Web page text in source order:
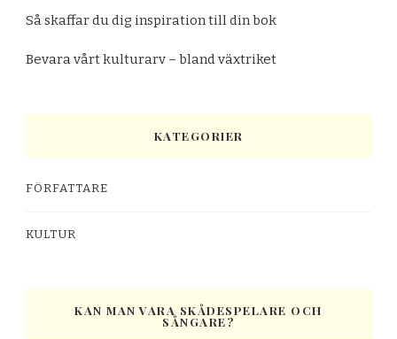
Så skaffar du dig inspiration till din bok
Bevara vårt kulturarv – bland växtriket
KATEGORIER
FÖRFATTARE
KULTUR
KAN MAN VARA SKÅDESPELARE OCH
SÅNGARE?